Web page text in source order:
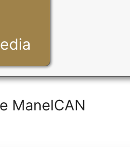
ManelCAN